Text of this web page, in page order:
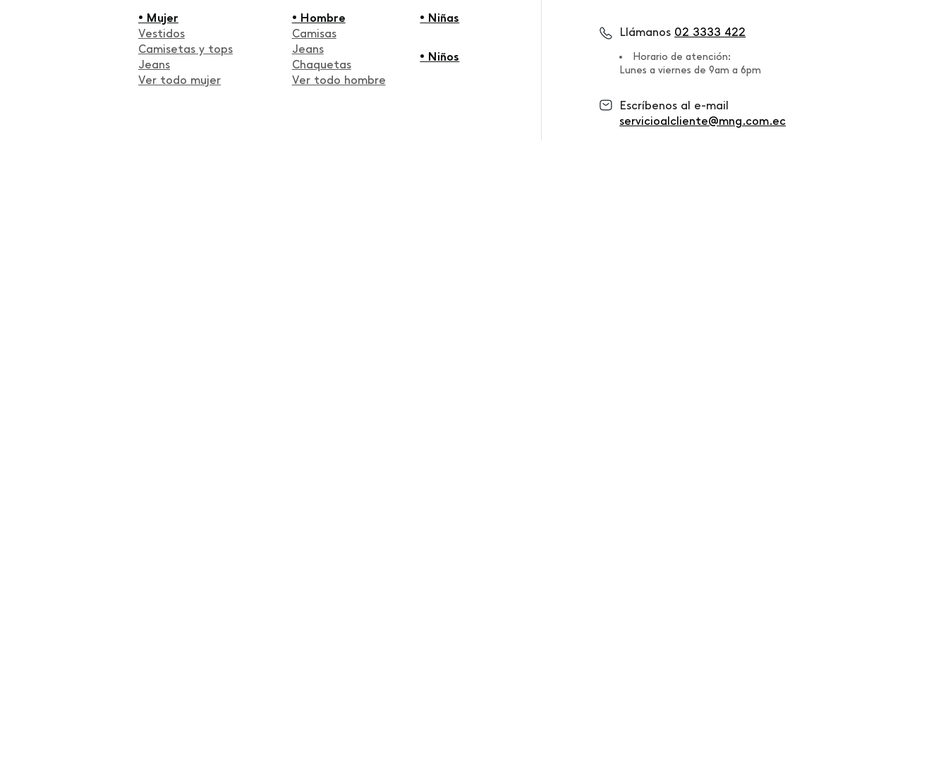
• Mujer
Vestidos
Camisetas y tops
Jeans
Ver todo mujer
• Hombre
Camisas
Jeans
Chaquetas
Ver todo hombre
• Niñas
• Niños
Llámanos 02 3333 422
Horario de atención:
Lunes a viernes de 9am a 6pm
Escríbenos al e-mail
servicioalcliente@mng.com.ec